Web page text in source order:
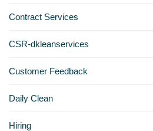
Contract Services
CSR-dkleanservices
Customer Feedback
Daily Clean
Hiring